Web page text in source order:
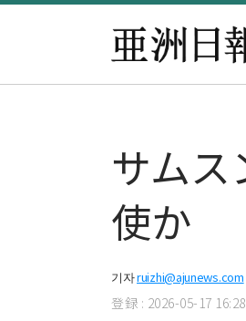
サム
使か
기자ruizhi@ajunews.com
登録 : 2026-05-17